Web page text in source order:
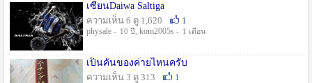
เซียนDaiwa Saltiga
ความเห็น 6 ดู 1,620
1
physale - 10 ปี , kom2005s - 1 เดือน
เป็นคันของค่ายไหนครับ
ความเห็น 3 ดู 313
1